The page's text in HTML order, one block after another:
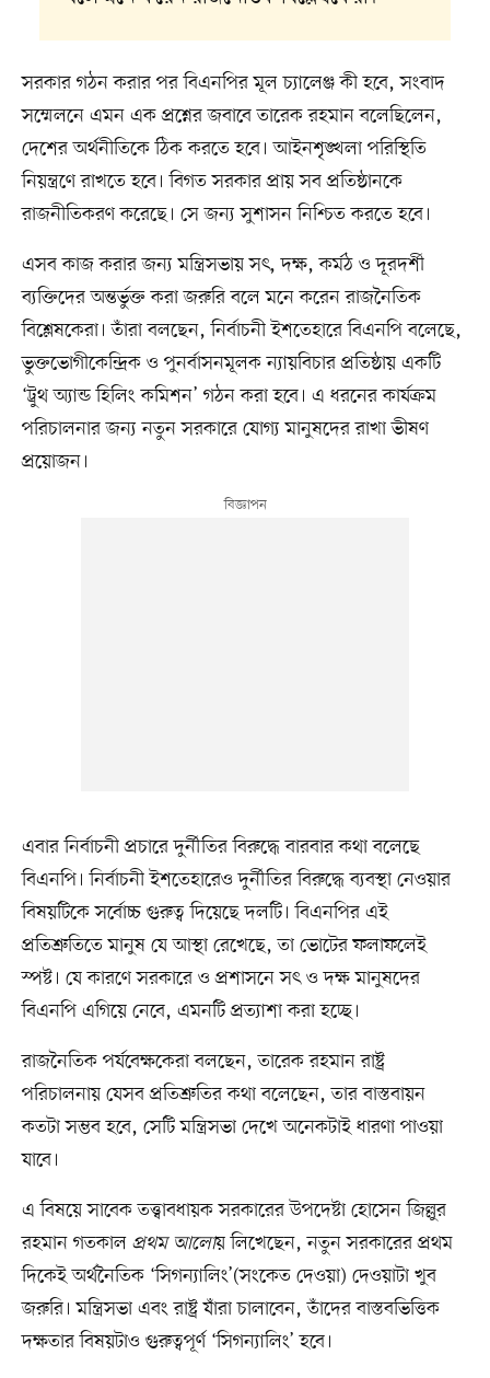
সরকার গঠন করার পর বিএনপির মূল চ্যালেঞ্জ কী হবে, সংবাদ
সম্মেলনে এমন এক প্রশ্নের জবাবে তারেক রহমান বলেছিলেন,
দেশের অর্থনীতিকে ঠিক করতে হবে। আইনশৃঙ্খলা পরিস্থিতি
নিয়ন্ত্রণে রাখতে হবে। বিগত সরকার প্রায় সব প্রতিষ্ঠানকে
রাজনীতিকরণ করেছে। সে জন্য সুশাসন নিশ্চিত করতে হবে।
এসব কাজ করার জন্য মন্ত্রিসভায় সৎ, দক্ষ, কর্মঠ ও দূরদর্শী
ব্যক্তিদের অন্তর্ভুক্ত করা জরুরি বলে মনে করেন রাজনৈতিক
বিশ্লেষকেরা। তাঁরা বলছেন, নির্বাচনী ইশতেহারে বিএনপি বলেছে,
ভুক্তভোগীকেন্দ্রিক ও পুনর্বাসনমূলক ন্যায়বিচার প্রতিষ্ঠায় একটি
‘ট্রুথ অ্যান্ড হিলিং কমিশন’ গঠন করা হবে। এ ধরনের কার্যক্রম
পরিচালনার জন্য নতুন সরকারে যোগ্য মানুষদের রাখা ভীষণ
প্রয়োজন।
এবার নির্বাচনী প্রচারে দুর্নীতির বিরুদ্ধে বারবার কথা বলেছে
বিএনপি। নির্বাচনী ইশতেহারেও দুর্নীতির বিরুদ্ধে ব্যবস্থা নেওয়ার
বিষয়টিকে সর্বোচ্চ গুরুত্ব দিয়েছে দলটি। বিএনপির এই
প্রতিশ্রুতিতে মানুষ যে আস্থা রেখেছে, তা ভোটের ফলাফলেই
স্পষ্ট। যে কারণে সরকারে ও প্রশাসনে সৎ ও দক্ষ মানুষদের
বিএনপি এগিয়ে নেবে, এমনটি প্রত্যাশা করা হচ্ছে।
রাজনৈতিক পর্যবেক্ষকেরা বলছেন, তারেক রহমান রাষ্ট্র
পরিচালনায় যেসব প্রতিশ্রুতির কথা বলেছেন, তার বাস্তবায়ন
কতটা সম্ভব হবে, সেটি মন্ত্রিসভা দেখে অনেকটাই ধারণা পাওয়া
যাবে।
এ বিষয়ে সাবেক তত্ত্বাবধায়ক সরকারের উপদেষ্টা হোসেন জিল্লুর
রহমান গতকাল প্রথম আলোয় লিখেছেন, নতুন সরকারের প্রথম
দিকেই অর্থনৈতিক ‘সিগন্যালিং’(সংকেত দেওয়া) দেওয়াটা খুব
জরুরি। মন্ত্রিসভা এবং রাষ্ট্র যাঁরা চালাবেন, তাঁদের বাস্তবভিত্তিক
দক্ষতার বিষয়টাও গুরুত্বপূর্ণ ‘সিগন্যালিং’ হবে।